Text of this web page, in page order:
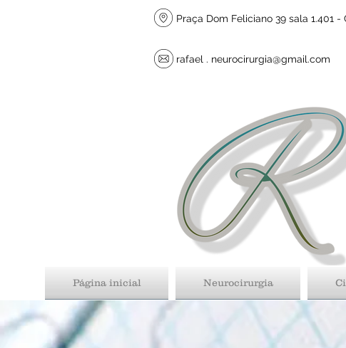
Praça Dom Feliciano 39 sala 1.401
rafael . neurocirurgia@gmail.com
Página inicial Neurocirurgia